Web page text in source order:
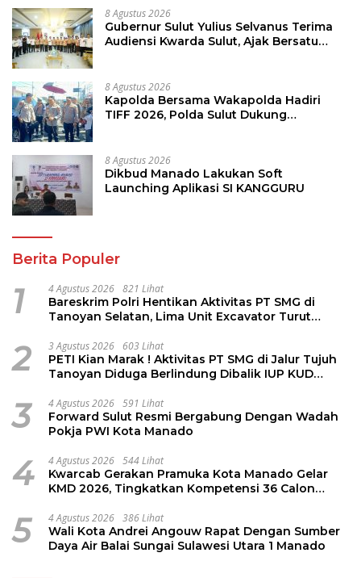
8 Agustus 2026
Gubernur Sulut Yulius Selvanus Terima
Audiensi Kwarda Sulut, Ajak Bersatu
8 Agustus 2026
Kapolda Bersama Wakapolda Hadiri
TIFF 2026, Polda Sulut Dukung
8 Agustus 2026
Dikbud Manado Lakukan Soft
Launching Aplikasi SI KANGGURU
Berita Populer
1 4 Agustus 2026 821 Lihat
Bareskrim Polri Hentikan Aktivitas PT SMG di
Tanoyan Selatan, Lima Unit Excavator Turut
2 3 Agustus 2026 603 Lihat
PETI Kian Marak ! Aktivitas PT SMG di Jalur Tujuh
Tanoyan Diduga Berlindung Dibalik IUP KUD
3 4 Agustus 2026 591 Lihat
Forward Sulut Resmi Bergabung Dengan Wadah
Pokja PWI Kota Manado
4 4 Agustus 2026 544 Lihat
Kwarcab Gerakan Pramuka Kota Manado Gelar
KMD 2026, Tingkatkan Kompetensi 36 Calon
5 4 Agustus 2026 386 Lihat
Wali Kota Andrei Angouw Rapat Dengan Sumber
Daya Air Balai Sungai Sulawesi Utara 1 Manado